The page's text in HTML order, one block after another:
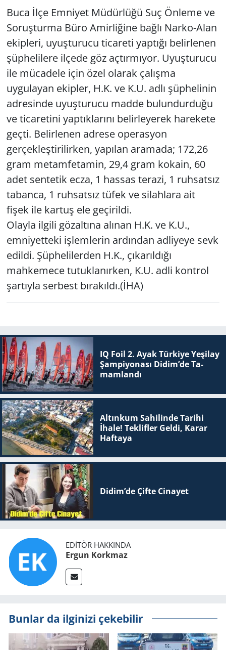
Buca İlçe Emniyet Müdürlüğü Suç Önleme ve
Soruşturma Büro Amirliğine bağlı Narko-Alan
ekipleri, uyuşturucu ticareti yaptığı belirlenen
şüphelilere ilçede göz açtırmıyor. Uyuşturucu
ile mücadele için özel olarak çalışma
uygulayan ekipler, H.K. ve K.U. adlı şüphelinin
adresinde uyuşturucu madde bulundurduğu
ve ticaretini yaptıklarını belirleyerek harekete
geçti. Belirlenen adrese operasyon
gerçekleştirilirken, yapılan aramada; 172,26
gram metamfetamin, 29,4 gram kokain, 60
adet sentetik ecza, 1 hassas terazi, 1 ruhsatsız
tabanca, 1 ruhsatsız tüfek ve silahlara ait
fişek ile kartuş ele geçirildi.
Olayla ilgili gözaltına alınan H.K. ve K.U.,
emniyetteki işlemlerin ardından adliyeye sevk
edildi. Şüphelilerden H.K., çıkarıldığı
mahkemece tutuklanırken, K.U. adli kontrol
şartıyla serbest bırakıldı.(İHA)
IQ Foil 2. Ayak Tür­ki­ye Ye­şi­lay
Şam­pi­yo­na­sı Didim’de Ta­
mam­lan­dı
Altınkum Sahilinde Tarihi
İhale! Teklifler Geldi, Karar
Haftaya
Didim’de Çifte Ci­na­yet
EDITÖR HAKKINDA
Ergun Korkmaz
Bunlar da ilginizi çekebilir